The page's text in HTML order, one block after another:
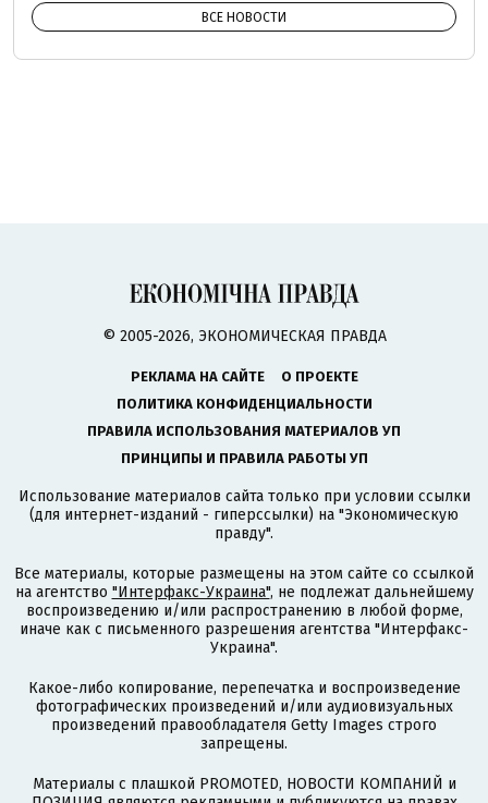
ВСЕ НОВОСТИ
© 2005-2026, ЭКОНОМИЧЕСКАЯ ПРАВДА
РЕКЛАМА НА САЙТЕ
О ПРОЕКТЕ
ПОЛИТИКА КОНФИДЕНЦИАЛЬНОСТИ
ПРАВИЛА ИСПОЛЬЗОВАНИЯ МАТЕРИАЛОВ УП
ПРИНЦИПЫ И ПРАВИЛА РАБОТЫ УП
Использование материалов сайта только при условии ссылки
(для интернет-изданий - гиперссылки) на "Экономическую
правду".
Все материалы, которые размещены на этом сайте со ссылкой
на агентство "Интерфакс-Украина", не подлежат дальнейшему
воспроизведению и/или распространению в любой форме,
иначе как с письменного разрешения агентства "Интерфакс-
Украина".
Какое-либо копирование, перепечатка и воспроизведение
фотографических произведений и/или аудиовизуальных
произведений правообладателя Getty Images строго
запрещены.
Материалы с плашкой PROMOTED, НОВОСТИ КОМПАНИЙ и